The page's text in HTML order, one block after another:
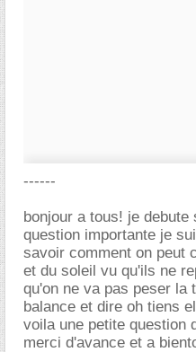
------
bonjour a tous! je
question importante je
savoir comment on peut
et du soleil vu qu'ils ne
qu'on ne va pas peser la
balance et dire oh tiens
voila une petite question
merci d'avance et a